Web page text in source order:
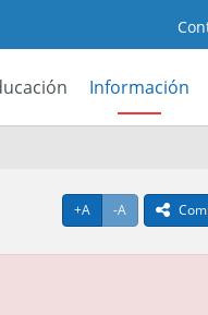
Información
+A Agrandar texto
-A Achicar texto